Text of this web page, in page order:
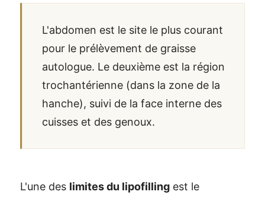
L'abdomen est le site le plus courant
pour le prélèvement de graisse
autologue. Le deuxième est la région
trochantérienne (dans la zone de la
hanche), suivi de la face interne des
cuisses et des genoux.
L'une des limites du lipofilling est le